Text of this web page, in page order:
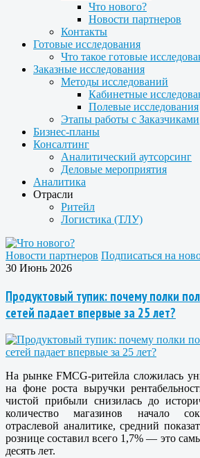
Что нового?
Новости партнеров
Контакты
Готовые исследования
Что такое готовые
Заказные исследования
Методы исследований
Кабинетные
Полевые исследования
Этапы работы с Заказчиками
Бизнес-планы
Консалтинг
Аналитический аутсорсинг
Деловые мероприятия
Аналитика
Отрасли
Ритейл
Логистика (ТЛУ)
Новости партнеров Подписаться на
30 Июнь 2026
Продуктовый тупик: почему полки
сетей падает впервые за 25 лет?
На рынке FMCG-ритейла сложилась
на фоне роста выручки
чистой прибыли снизилась до
количество магазинов начало
отраслевой аналитике, средний
рознице составил всего 1,7% — это
десять лет.